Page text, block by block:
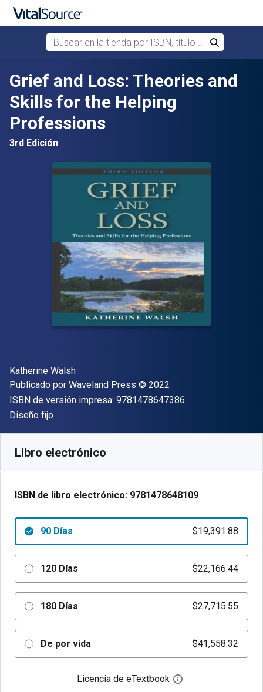
Saltar al contenido principal
Buscar en la tienda por ISBN, título o autor
Buscar
Grief and Loss: Theories and
Skills for the Helping
Professions
3rd Edición
Autor(es)
Katherine Walsh
Editor
Publicado por Waveland Press Copyright
© 2022
ISBN de versión impresa: 9781478647386
Formato
Diseño fijo
Libro electrónico
ISBN de libro electrónico: 9781478648109
90 Días $19,391.88
120 Días $22,166.44
180 Días $27,715.55
De por vida $41,558.32
Licencia de eTextbook Abre el cuadro de